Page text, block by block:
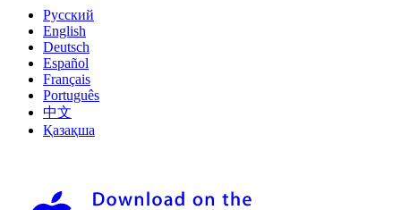
Русский
English
Deutsch
Español
Français
Português
中文
Қазақша